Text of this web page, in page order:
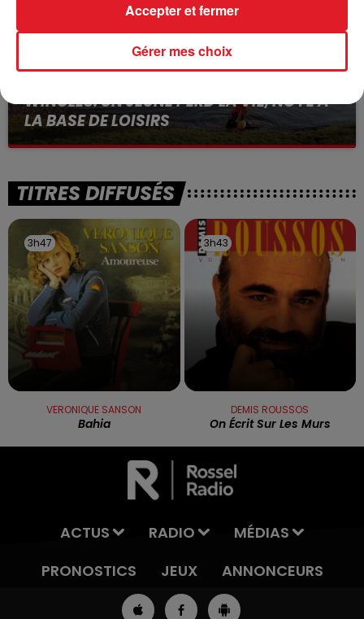
WINGLES: UN JEUNE PERD LA VIE, NOYÉ À
LA BASE DE LOISIRS
La victime a coulé à pic
TITRES DIFFUSÉS
3h47
3h47
VERONIQUE SANSON
Bahia
3h43
3h43
DEMIS ROUSSOS
On Écrit Sur Les Murs
ACTUS RADIO
MÉDIAS
PRONOSTICS
JEUX ANNONCEURS
Gérer mes choix
Accepter et fermer